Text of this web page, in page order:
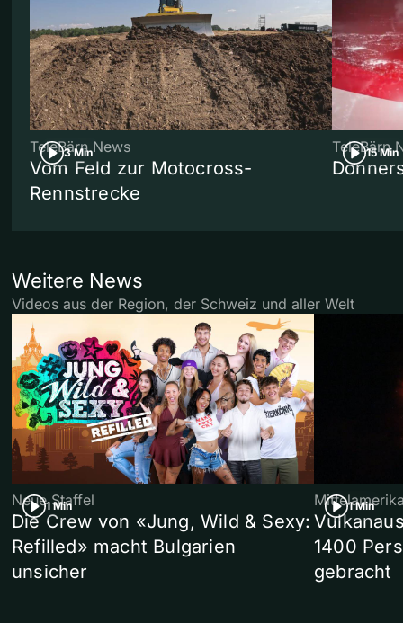
3 Min
TeleBärn News
Vom Feld zur Motocross-
Rennstrecke
15 Min
TeleBärn
Weitere News
Videos aus der Region, der Schweiz und aller Welt
1 Min
Neue Staffel
Die Crew von «Jung, Wild & Sexy:
Refilled» macht Bulgarien
unsicher
1 Min
1400
gebracht